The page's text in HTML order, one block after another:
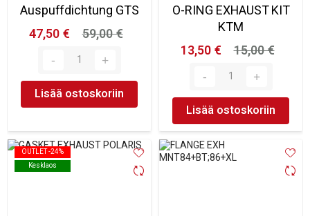
Auspuffdichtung GTS
47,50 €
59,00 €
Lisää ostoskoriin
O-RING EXHAUST KIT
KTM
13,50 €
15,00 €
Lisää ostoskoriin
OUTLET -24%
Kesklaos
OUTLET -24%
Kesklaos